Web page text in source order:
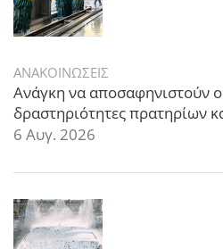
ΑΝΑΚΟΙΝΩΣΕΙΣ
Ανάγκη να αποσαφηνιστούν
δραστηριότητες πρατηρίων
6 Αυγ. 2026